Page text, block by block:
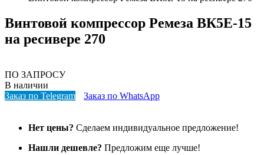
Винтовой компрессор Ремеза ВК5E-15
на ресивере 270
ПО ЗАПРОСУ
В наличии
Заказ по Telegram
Заказ по WhatsApp
Нет цены? Сделаем индивидуальное предложение!
Нашли дешевле? Предложим еще лучше!